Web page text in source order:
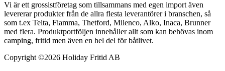
Vi är ett grossistföretag som tillsammans med egen import även
levererar produkter från de allra flesta leverantörer i branschen, så
som t.ex Telta, Fiamma, Thetford, Milenco, Alko, Inaca, Brunner
med flera. Produktportföljen innehåller allt som kan behövas inom
camping, fritid men även en hel del för båtlivet.
Copyright ©2026 Holiday Fritid AB